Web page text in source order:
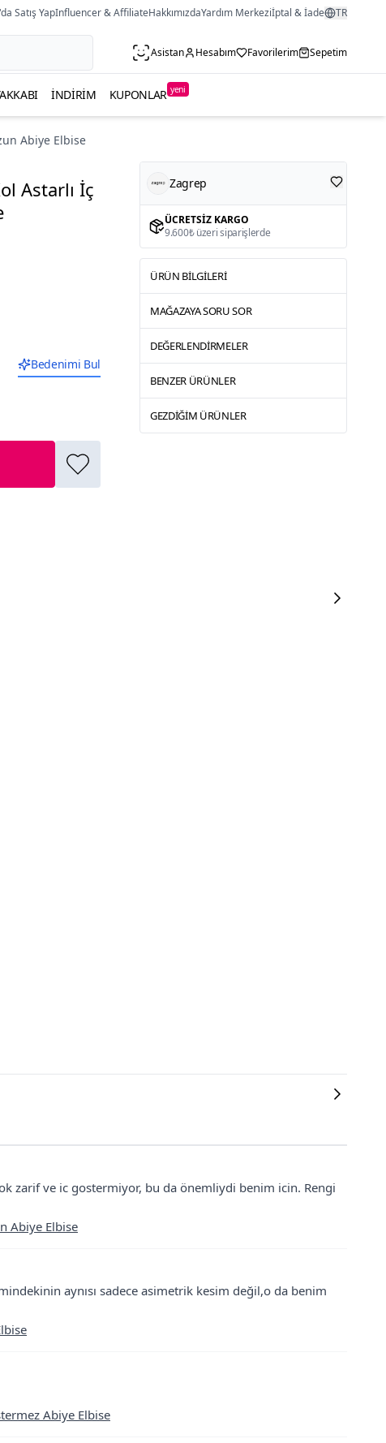
Satış YapInfluencer & AffiliateHakkımızdaYardım Merkeziİptal & İade TR
Asistan Hesabım Favorilerim Sepetim
İNDIRIM KUPONLAR yeni
Abiye Elbise
Astarlı İç
Bedenimi Bul
Zagrep
ÜCRETSIZ KARGO
9.600₺ üzeri siparişlerde
ÜRÜN BILGILERI
MAĞAZAYA SORU SOR
DEĞERLENDIRMELER
BENZER ÜRÜNLER
GEZDIĞIM ÜRÜNLER
zarif ve ic gostermiyor, bu da önemliydi benim icin. Rengi
Abiye Elbise
aynısı sadece asimetrik kesim değil,o da benim
Abiye Elbise